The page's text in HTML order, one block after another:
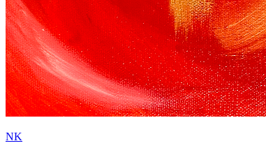
NK